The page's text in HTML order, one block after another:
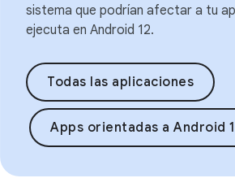
sistema que podrían afectar a tu
ejecuta en Android 12.
Todas las aplicaciones
Apps orientadas a Android